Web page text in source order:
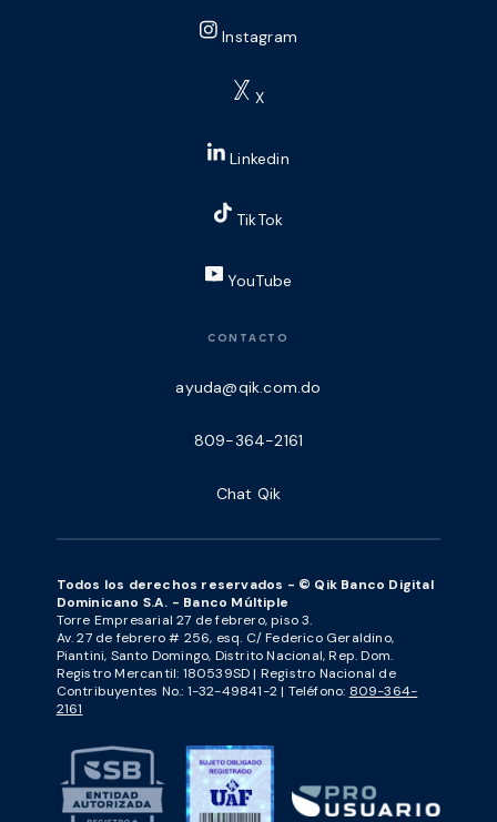
Instagram
X
Linkedin
TikTok
YouTube
CONTACTO
ayuda@qik.com.do
809-364-2161
Chat Qik
Todos los derechos reservados - © Qik Banco Digital
Dominicano S.A. - Banco Múltiple
Torre Empresarial 27 de febrero, piso 3.
Av. 27 de febrero # 256, esq. C/ Federico Geraldino,
Piantini, Santo Domingo, Distrito Nacional, Rep. Dom.
Registro Mercantil: 180539SD | Registro Nacional de
Contribuyentes No.: 1-32-49841-2 | Teléfono: 809-364-
2161